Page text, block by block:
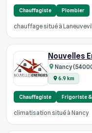
Chauffagiste Plombier
chauffage situé à
Nouvelles
Nancy
6.9 km
Chauffagiste Frigoriste
climatisation situé à Nancy